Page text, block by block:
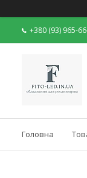
+380 (93) 965-
Головна